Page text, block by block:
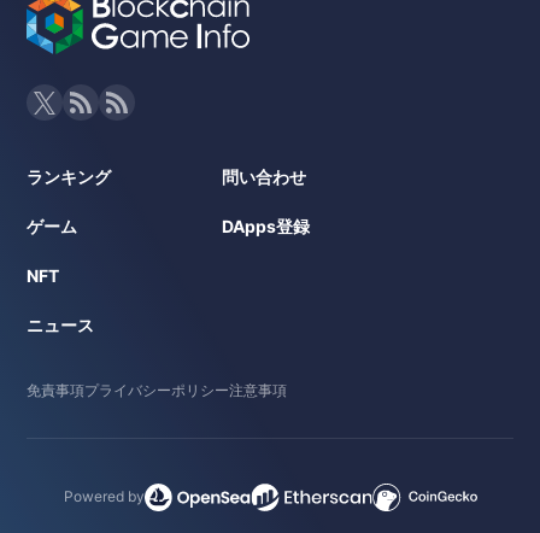
ランキング
ゲーム
NFT
ニュース
問い合わせ
DApps登録
免責事項プライバシーポリシー注意事項
Powered by